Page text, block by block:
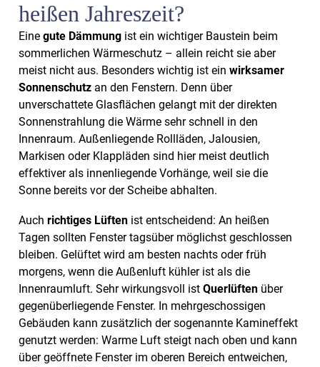
heißen Jahreszeit?
Eine gute Dämmung ist ein wichtiger Baustein beim
sommerlichen Wärmeschutz – allein reicht sie aber
meist nicht aus. Besonders wichtig ist ein wirksamer
Sonnenschutz an den Fenstern. Denn über
unverschattete Glasflächen gelangt mit der direkten
Sonnenstrahlung die Wärme sehr schnell in den
Innenraum. Außenliegende Rollläden, Jalousien,
Markisen oder Klappläden sind hier meist deutlich
effektiver als innenliegende Vorhänge, weil sie die
Sonne bereits vor der Scheibe abhalten.
Auch richtiges Lüften ist entscheidend: An heißen
Tagen sollten Fenster tagsüber möglichst geschlossen
bleiben. Gelüftet wird am besten nachts oder früh
morgens, wenn die Außenluft kühler ist als die
Innenraumluft. Sehr wirkungsvoll ist Querlüften über
gegenüberliegende Fenster. In mehrgeschossigen
Gebäuden kann zusätzlich der sogenannte Kamineffekt
genutzt werden: Warme Luft steigt nach oben und kann
über geöffnete Fenster im oberen Bereich entweichen,